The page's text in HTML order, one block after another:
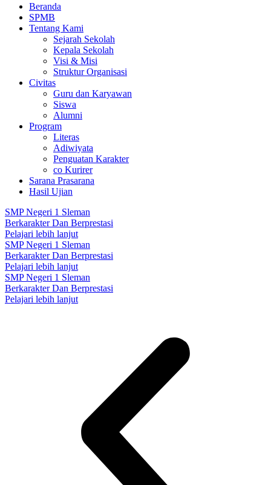
Beranda
SPMB
Tentang Kami
Sejarah Sekolah
Kepala Sekolah
Visi & Misi
Struktur Organisasi
Civitas
Guru dan Karyawan
Siswa
Alumni
Program
Literas
Adiwiyata
Penguatan Karakter
co Kurirer
Sarana Prasarana
Hasil Ujian
SMP Negeri 1 Sleman
Berkarakter Dan Berprestasi
Pelajari lebih lanjut
SMP Negeri 1 Sleman
Berkarakter Dan Berprestasi
Pelajari lebih lanjut
SMP Negeri 1 Sleman
Berkarakter Dan Berprestasi
Pelajari lebih lanjut